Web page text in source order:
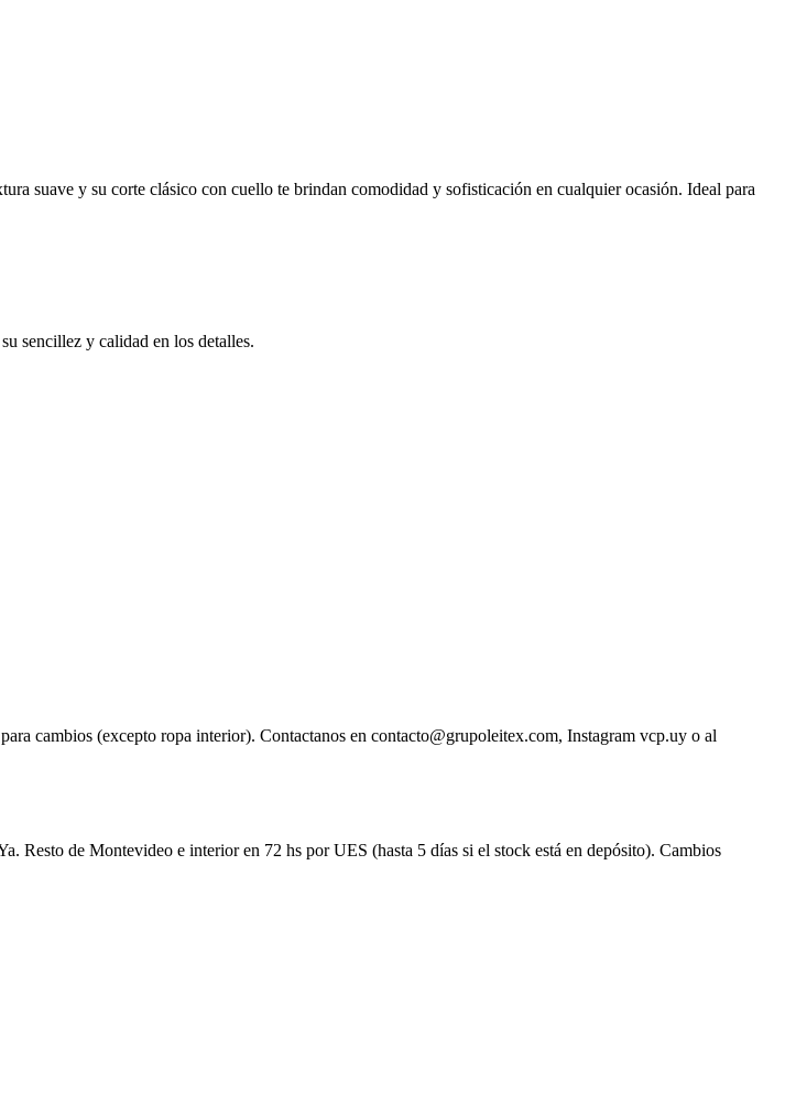
suave y su corte clásico con cuello te brindan comodidad y sofisticación en cualquier ocasión. Ideal para
sencillez y calidad en los detalles.
cambios (excepto ropa interior). Contactanos en contacto@grupoleitex.com, Instagram vcp.uy o al
Resto de Montevideo e interior en 72 hs por UES (hasta 5 días si el stock está en depósito). Cambios